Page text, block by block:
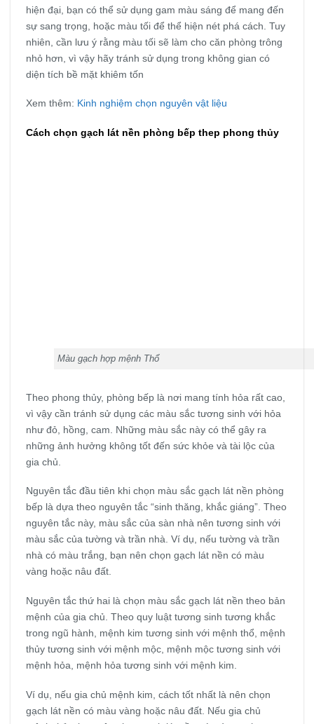
hiện đại, bạn có thể sử dụng gam màu sáng để mang đến
sự sang trọng, hoặc màu tối để thể hiện nét phá cách. Tuy
nhiên, cần lưu ý rằng màu tối sẽ làm cho căn phòng trông
nhỏ hơn, vì vậy hãy tránh sử dụng trong không gian có
diện tích bề mặt khiêm tốn
Xem thêm: Kinh nghiệm chọn nguyên vật liệu
Cách chọn gạch lát nền phòng bếp thep phong thủy
Màu gạch hợp mệnh Thổ
Theo phong thủy, phòng bếp là nơi mang tính hỏa rất cao,
vì vậy cần tránh sử dụng các màu sắc tương sinh với hỏa
như đỏ, hồng, cam. Những màu sắc này có thể gây ra
những ảnh hưởng không tốt đến sức khỏe và tài lộc của
gia chủ.
Nguyên tắc đầu tiên khi chọn màu sắc gạch lát nền phòng
bếp là dựa theo nguyên tắc “sinh thăng, khắc giáng”. Theo
nguyên tắc này, màu sắc của sàn nhà nên tương sinh với
màu sắc của tường và trần nhà. Ví dụ, nếu tường và trần
nhà có màu trắng, bạn nên chọn gạch lát nền có màu
vàng hoặc nâu đất.
Nguyên tắc thứ hai là chọn màu sắc gạch lát nền theo bản
mệnh của gia chủ. Theo quy luật tương sinh tương khắc
trong ngũ hành, mệnh kim tương sinh với mệnh thổ, mệnh
thủy tương sinh với mệnh mộc, mệnh mộc tương sinh với
mệnh hỏa, mệnh hỏa tương sinh với mệnh kim.
Ví dụ, nếu gia chủ mệnh kim, cách tốt nhất là nên chọn
gạch lát nền có màu vàng hoặc nâu đất. Nếu gia chủ